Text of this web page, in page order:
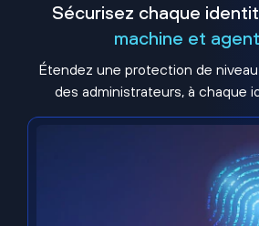
Sécurisez chaque
machine et
Étendez une protection de
des administrateurs, à chaque